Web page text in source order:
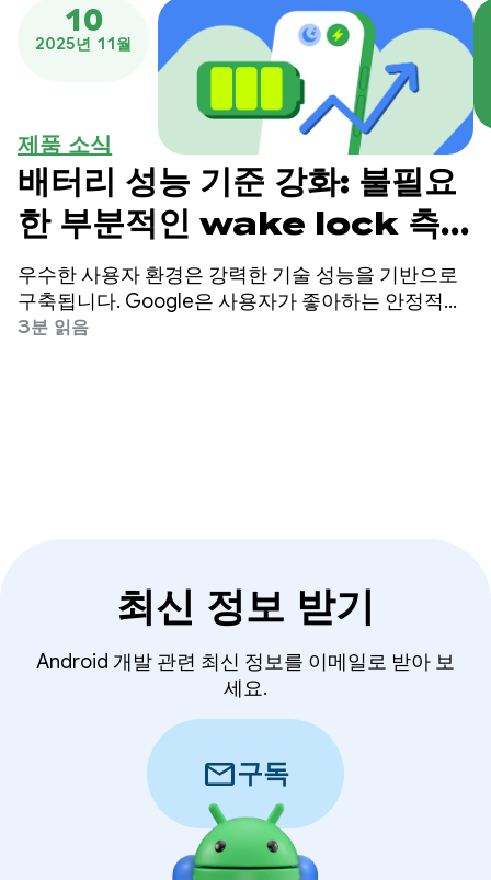
10
2025년 11월
제품 소식
배터리 성능 기준 강화: 불필요
한 부분적인 wake lock 측정
항목이 이제 베타에서 정식으로
출시됨
우수한 사용자 환경은 강력한 기술 성능을 기반으로
구축됩니다. Google은 사용자가 좋아하는 안정적이
고 반응성이 좋으며 효율적인 앱을 만들 수 있도록 최
3분 읽음
최신 정보 받기
Android 개발 관련 최신 정보를 이메일로 받아 보
세요.
mail구독